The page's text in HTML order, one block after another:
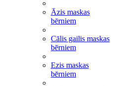
Āzis maskas
bērniem
Cālis gailis maskas
bērniem
Ezis maskas
bērniem